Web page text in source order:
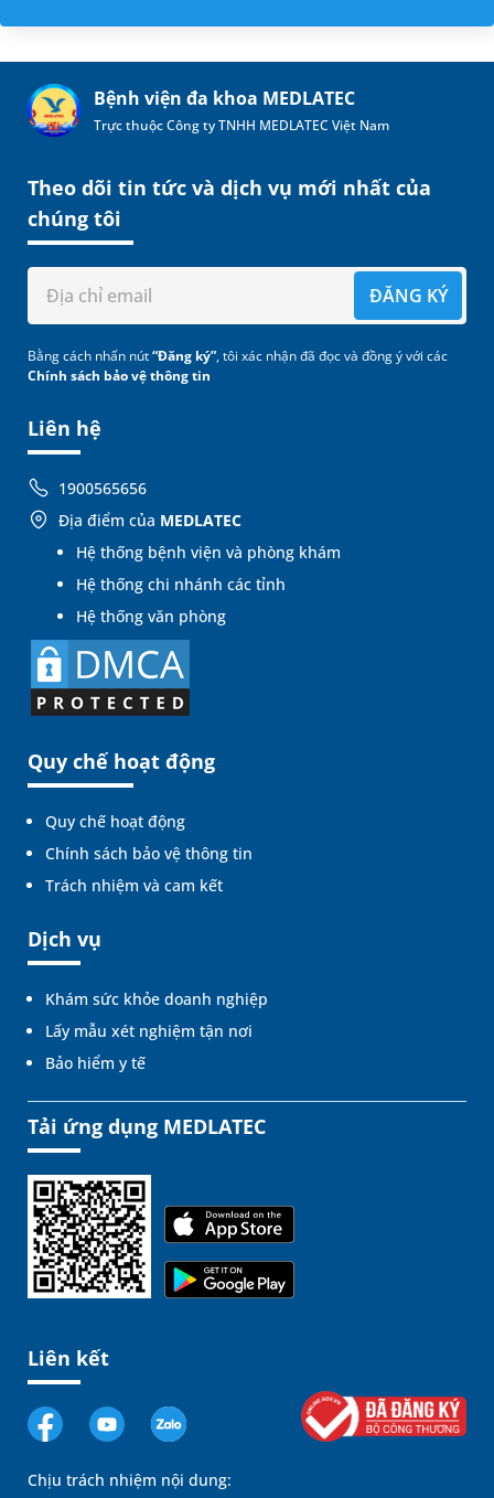
Bệnh viện đa khoa MEDLATEC
Trực thuộc Công ty TNHH MEDLATEC Việt Nam
Liên hệ
1900565656
Địa điểm của MEDLATEC
Hệ thống bệnh viện và phòng khám
Hệ thống chi nhánh các tỉnh
Hệ thống văn phòng
Quy chế hoạt động
Quy chế hoạt động
Chính sách bảo vệ thông tin
Trách nhiệm và cam kết
Dịch vụ
Khám sức khỏe doanh nghiệp
Lấy mẫu xét nghiệm tận nơi
Bảo hiểm y tế
Theo dõi tin tức và dịch vụ mới nhất của
chúng tôi
ĐĂNG KÝ
Bằng cách nhấn nút“Đăng ký”, tôi xác nhận đã đọc và đồng ý với các
Chính sách bảo vệ thông tin
Tải ứng dụng MEDLATEC
Liên kết
Chịu trách nhiệm nội dung: